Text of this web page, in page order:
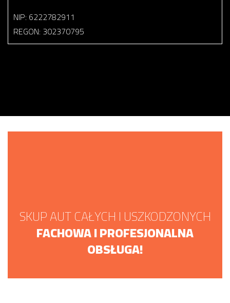
NIP: 6222782911
REGON: 302370795
SKUP AUT CAŁYCH I USZKODZONYCH
FACHOWA I PROFESJONALNA
OBSŁUGA!